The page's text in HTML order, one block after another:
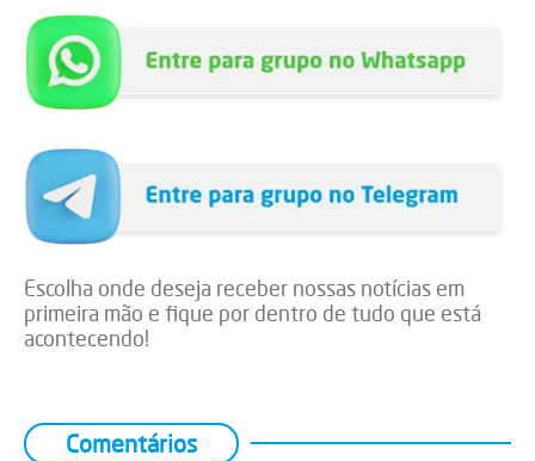
Escolha onde deseja receber nossas notícias em
primeira mão e fique por dentro de tudo que está
acontecendo!
Comentários